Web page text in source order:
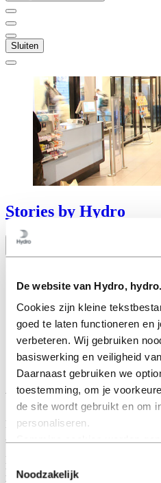
De website van Hydro,
Cookies zijn kleine
goed te laten functioneren en
verbeteren. Wij gebruiken
basiswerking en veiligheid
Daarnaast gebruiken we
toestemming, om je
de site wordt gebruikt en om
personaliseren.
advertenties. Deze derden
Toestemmingsselectie
Noodzakelijk
Sluiten
Stories by Hydro
Aluminium in gebruik
Duurzaamheid
Medewerkers en carrières
Recycling
Energy
Cross Point geeft
uitstraling met
By Tanja Verrijdt-Buijks
Met geconnecteerde systemen, een
levertijden behoort Cross Point tot